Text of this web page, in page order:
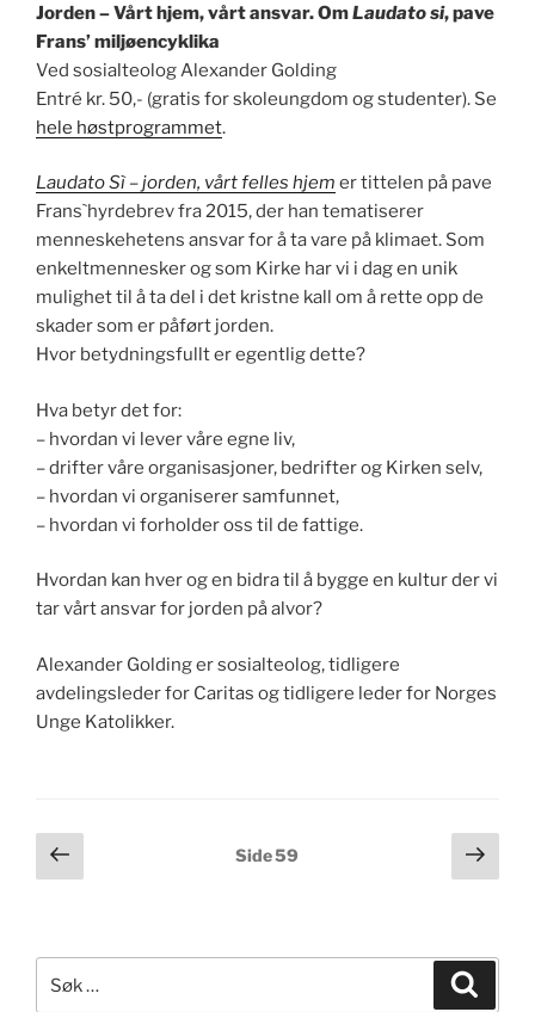
Jorden – Vårt hjem, vårt ansvar. OmLaudato si, pave
Frans’ miljøencyklika
Ved sosialteolog Alexander Golding
Entré kr. 50,- (gratis for skoleungdom og studenter). Se
hele høstprogrammet.
Laudato Sì – jorden, vårt felles hjem er tittelen på pave
Frans`hyrdebrev fra 2015, der han tematiserer
menneskehetens ansvar for å ta vare på klimaet. Som
enkeltmennesker og som Kirke har vi i dag en unik
mulighet til å ta del i det kristne kall om å rette opp de
skader som er påført jorden.
Hvor betydningsfullt er egentlig dette?
Hva betyr det for:
– hvordan vi lever våre egne liv,
– drifter våre organisasjoner, bedrifter og Kirken selv,
– hvordan vi organiserer samfunnet,
– hvordan vi forholder oss til de fattige.
Hvordan kan hver og en bidra til å bygge en kultur der vi
tar vårt ansvar for jorden på alvor?
Alexander Golding er sosialteolog, tidligere
avdelingsleder for Caritas og tidligere leder for Norges
Unge Katolikker.
Sidepaginering
Forrige
side
Side59
side
etter: